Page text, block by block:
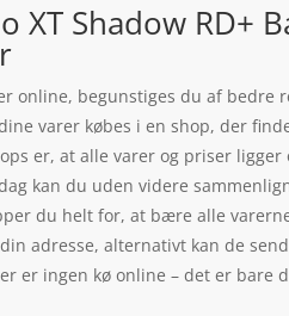
XT Shadow RD+
online, begunstiges du af bedre
varer købes i en shop, der
er, at alle varer og priser
kan du uden videre
du helt for, at bære alle
adresse, alternativt kan de
er ingen kø online – det er bare